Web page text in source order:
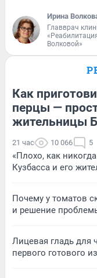
Ирина
Главврач
Волковой»
Как
перцы —
жительницы
21 час 10 066 5
«Плохо, как
Кузбасса и его
Почему у томатов
и решение
Лицевая гладь для
первого готового